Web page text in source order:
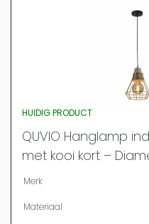
HUIDIG PRODUCT
QUVIO Hanglamp
met kooi kort –
Merk
Materiaal